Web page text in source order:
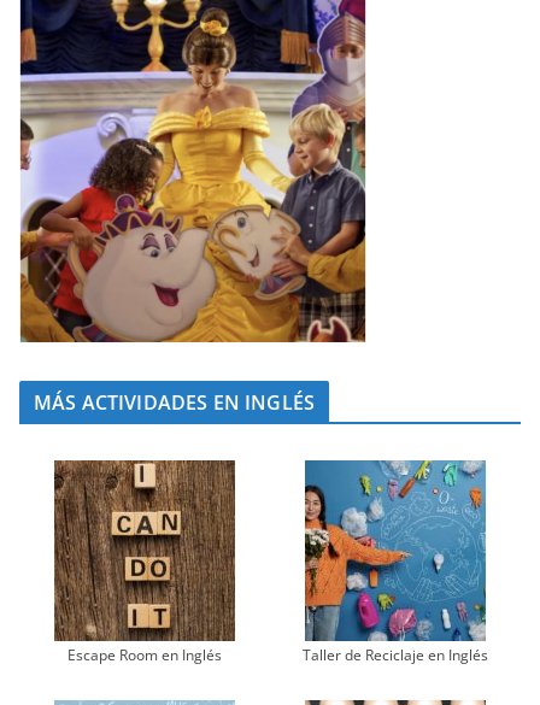
MÁS ACTIVIDADES EN INGLÉS
Escape Room en Inglés Taller de Reciclaje en Inglés